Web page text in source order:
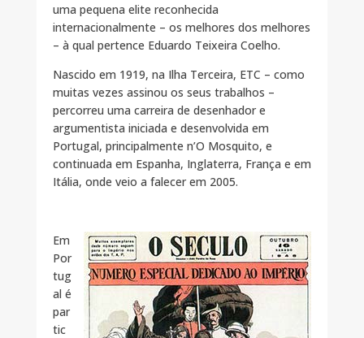
uma pequena elite reconhecida
internacionalmente – os melhores dos melhores
– à qual pertence Eduardo Teixeira Coelho.
Nascido em 1919, na Ilha Terceira, ETC – como
muitas vezes assinou os seus trabalhos –
percorreu uma carreira de desenhador e
argumentista iniciada e desenvolvida em
Portugal, principalmente n’O Mosquito, e
continuada em Espanha, Inglaterra, França e em
Itália, onde veio a falecer em 2005.
Em
Por
tug
al é
par
tic